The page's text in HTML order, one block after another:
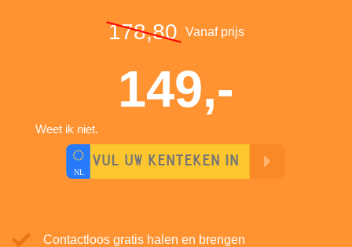
178,80 Vanaf prijs
149,-
Weet ik niet.
Contactloos gratis halen en brengen